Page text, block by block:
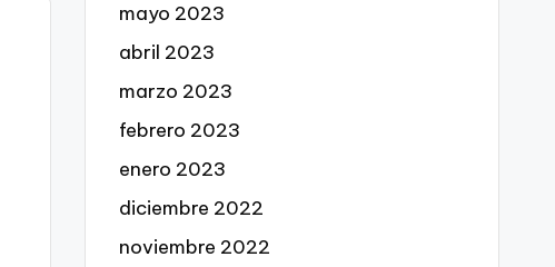
mayo 2023
abril 2023
marzo 2023
febrero 2023
enero 2023
diciembre 2022
noviembre 2022